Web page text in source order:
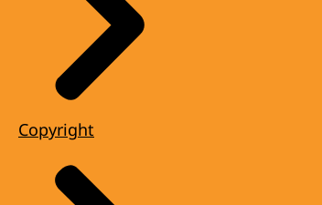
Copyright